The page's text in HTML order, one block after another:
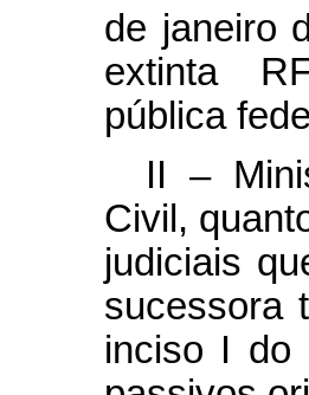
de janeiro
extinta
pública
II –
Civil,
judiciais
sucessora
inciso I do